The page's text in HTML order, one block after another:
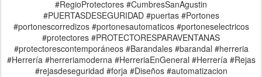
#RegioProtectores #CumbresSanAgustin
#PUERTASDESEGURIDAD #puertas #Portones
#portonescorredizos #portonesautomaticos #portoneselectricos
#protectores #PROTECTORESPARAVENTANAS
#protectorescontemporáneos #Barandales #barandal #herreria
#Herrería #herreriamoderna #HerreriaEnGeneral #Herrería #Rejas
#rejasdeseguridad #forja #Diseños #automatizacion